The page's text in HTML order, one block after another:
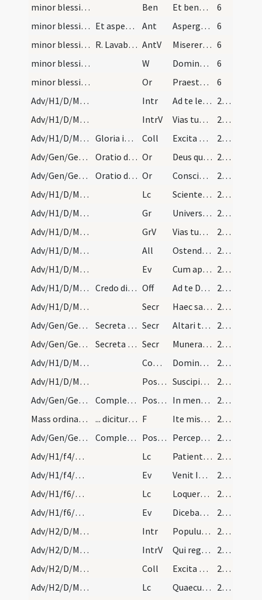
minor blessing of water
Ben Et benedictio Dei Patris omnipotentis ... descendat super hanc creaturam salis et aquae. Amen.
6
minor blessing of water
Et asperso sale cum aqua benedicta dicat Ant Asperges me
6
minor blessing of water
R. Lavabis me AntV Miserere mei Deus 6
minor blessing of water/4
W Domine apud te est fons vitae. Et in lumine tuo videbimus lumen.
6
minor blessing of water/sprinkling/4
Or Praesta nobis Domine Iesu Christe per huius aquae aspersionem sanitatem mentis ... saecula saeculorum. Amen.
6
Adv/H1/D/M2/Mass Propers
Intr Ad te levavi animam meam
21 (1r)
Adv/H1/D/M2/Mass Propers
IntrV Vias tuas Domine demonstra mihi
21 (1r)
Adv/H1/D/M2/Mass Propers
Gloria in excelsis non dicitur per Adventum nisi… Coll Excita quaesumus Domine potentiam tuam et veni ut ab imminentibus ... liberante salvari.
21 (1r)
Adv/Gen/Gen/BMV/M2/Mass Propers
Oratio de beata Virgine Or Deus qui de beatae Mariae Virginis utero Verbum tuum ... intercessionibus adiuvemur.
21 (1r)
Adv/Gen/Gen/Omnes Sancti/M2/Mass Propers
Oratio de omnibus sanctis ... Hae duae orationes… Or Conscientias nostras quaesumus Domine visitando purifica ... inveniat mansionem.
21 (1r)
Adv/H1/D/M2/Mass Propers
Lc Scientes quia hora est iam nos de somno surgere
21 (1r)
Adv/H1/D/M2/Mass Propers
Gr Universi qui te exspectant
21 (1r)
Adv/H1/D/M2/Mass Propers
GrV Vias tuas Domine notas fac mihi
21 (1r)
Adv/H1/D/M2/Mass Propers
All Ostende nobis Domine misericordiam tuam
21 (1r)
Adv/H1/D/M2/Mass Propers
Ev Cum appropinquasset Iesus Hierosolymis
22 (1v)
Adv/H1/D/M2/Mass Propers
Credo dicitur omni dominica per totum annum. Off Ad te Domine levavi animam meam
22 (1v)
Adv/H1/D/M2/Mass Propers
Secr Haec sacra nos Domine quaesumus potenti virtute mundatos
22 (1v)
Adv/Gen/Gen/BMV/M2/Mass Propers
Secreta de beata Virgine Secr Altari tuo Domine superposita munera Spiritus Sanctus ... virtutis implevit.
22 (1v)
Adv/Gen/Gen/Omnes Sancti/M2/Mass Propers
Secreta de omnibus sanctis ... Praefatio cottidia… Secr Munera Domine oblata sanctifica ... sanctorum comitatu.
22 (1v)
Adv/H1/D/M2/Mass Propers
Comm Dominus dabit benignitatem
22 (1v)
Adv/H1/D/M2/Mass Propers
Postcomm Suscipiamus Domine misericordiam tuam
22 (1v)
Adv/Gen/Gen/BMV/M2/Mass Propers
Complenda de beata Virgine Postcomm In mentibus nostris quaesumus Domine verae fidei sacramenta confirma ... pervenire laetitiam.
22 (1v)
Mass ordinary/dismissal
... dicitur omnibus diebus dominicis per totum an… F Ite missa est
23 (2r)
Adv/Gen/Gen/Omnes Sancti/M2/Mass Propers
Complenda de omnibus sanctis Postcomm Perceptis Domine salutaribus sacramentis humiliter deprecamur ... aeternae percipiamus.
23 (2r)
Adv/H1/f4/M2/Mass Propers
Lc Patientes estote usque ad adventum Domini
23 (2r)
Adv/H1/f4/M2/Mass Propers
Ev Venit Ioannes ... Paenitentiam agite
23 (2r)
Adv/H1/f6/M2/Mass Propers
Lc Loquere quae decet sanam doctrinam
23 (2r)
Adv/H1/f6/M2/Mass Propers
Ev Dicebat Ioannes … Genimina viperarum
24 (2v)
Adv/H2/D/M2/Mass Propers
Intr Populus Sion ecce Dominus veniet
25 (3r)
Adv/H2/D/M2/Mass Propers
IntrV Qui regis Israel intende
25 (3r)
Adv/H2/D/M2/Mass Propers
Coll Excita quaesumus Domine corda nostra ad praeparandas
25 (3r)
Adv/H2/D/M2/Mass Propers
Lc Quaecumque scripta sunt
25 (3r)